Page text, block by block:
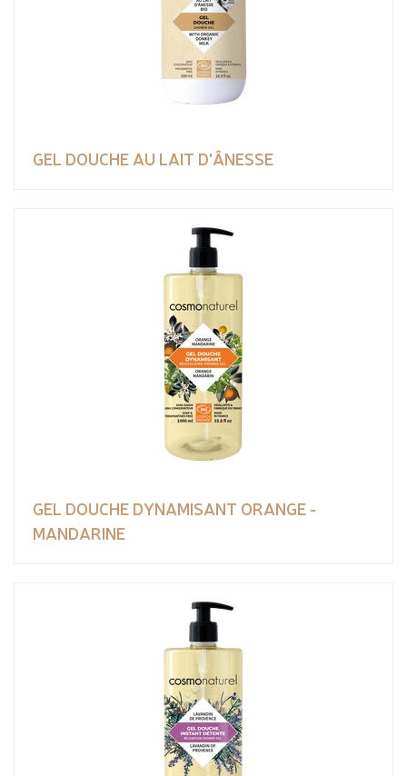
GEL DOUCHE AU LAIT D'ÂNESSE
GEL DOUCHE DYNAMISANT ORANGE -
MANDARINE